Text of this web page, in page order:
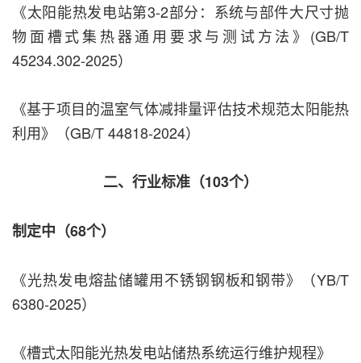
《太阳能热发电站第3-2部分：系统与部件大尺寸抛
物面槽式集热器通用要求与测试方法》(GB/T
45234.302-2025）
《基于项目的温室气体减排量评估技术规范太阳能热
利用》（GB/T 44818-2024）
二、行业标准（103个）
制定中（68个）
《光热发电熔盐储罐用不锈钢钢板和钢带》（YB/T
6380-2025）
《槽式太阳能光热发电站储热系统运行维护规程》